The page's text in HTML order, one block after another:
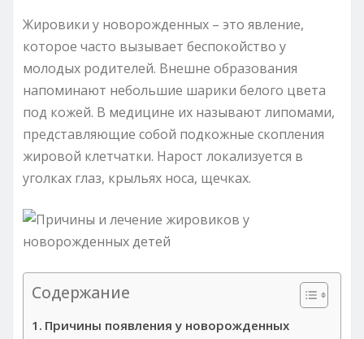
Жировики у новорожденных – это явление,
которое часто вызывает беспокойство у
молодых родителей. Внешне образования
напоминают небольшие шарики белого цвета
под кожей. В медицине их называют липомами,
представляющие собой подкожные скопления
жировой клетчатки. Нарост локализуется в
уголках глаз, крыльях носа, щечках.
Содержание
Причины появления у новорожденных